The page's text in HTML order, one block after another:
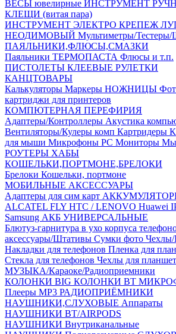
ВЕСЫ ювелирные ИНСТРУМЕНТ
КЛЕЩИ (витая пара)
ИНСТРУМЕНТ ЭЛЕКТРО КРЕПЕЖ
НЕОДИМОВЫЙ Мультиметры/
ПАЯЛЬНИКИ,ФЛЮСЫ,СМАЗКИ
Паяльники ТЕРМОПАСТА Флюсы и т.п.
ПИСТОЛЕТЫ КЛЕЕВЫЕ РУЛЕТКИ
КАНЦТОВАРЫ
Калькуляторы Маркеры НОЖНИЦЫ
картриджи для принтеров
КОМПЮТЕРНАЯ ПЕРЕФИРИЯ
Адаптеры/Контроллеры Акустика
Вентиляторы/Кулеры комп Картридеры
для мыши Микрофоны PC Мониторы
РОУТЕРЫ ХАБЫ
КОШЕЛЬКИ,ПОРТМОНЕ,БРЕЛОКИ
Брелоки Кошельки, портмоне
МОБИЛЬНЫЕ АКСЕССУАРЫ
Адаптеры для сим карт
ALCATEL FLY HTC / LENOVO Huawei
Samsung АКБ УНИВЕРСАЛЬНЫЕ
Блютуз-гарнитура в ухо корпуса
аксессуары/Штативы Сумки фото Чехлы/
Накладки для телефонов Пленка для
Стекла для телефонов Чехлы для
МУЗЫКА/Караоке/Радиоприемники
КОЛОНКИ BIG КОЛОНКИ BT
Плееры MP3 РАДИОПРИЁМНИКИ
НАУШНИКИ,СЛУХОВЫЕ Аппараты
НАУШНИКИ BT/AIRPODS
НАУШНИКИ Внутриканальные